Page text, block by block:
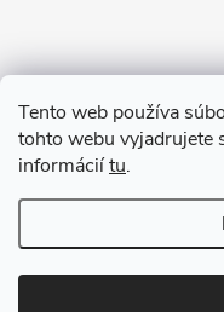
Tento web používa
tohto webu vyjadrujete
informáciítu.
Sledovať na
Copyright 2026